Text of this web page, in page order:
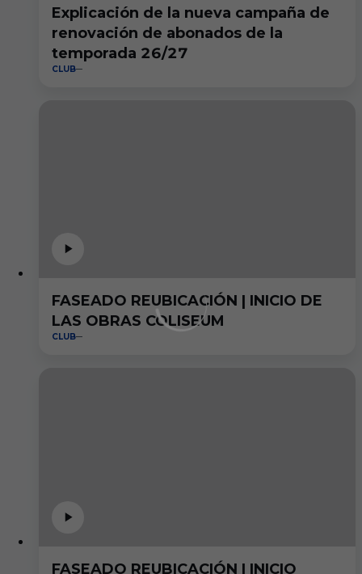
Explicación de la nueva campaña de
renovación de abonados de la
temporada 26/27
CLUB
FASEADO REUBICACIÓN | INICIO DE
LAS OBRAS COLISEUM
CLUB
FASEADO REUBICACIÓN | INICIO